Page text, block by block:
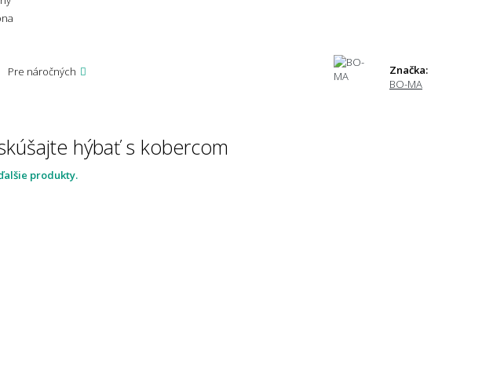
Pre náročných
Značka:
BO-MA
hýbať s kobercom
produkty.